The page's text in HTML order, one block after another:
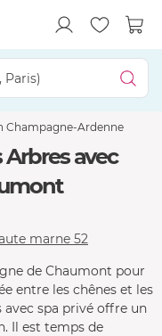
Champagne-Ardenne
avec
marne 52
de Chaumont pour
entre les chênes et les
avec spa privé offre un
Il est temps de